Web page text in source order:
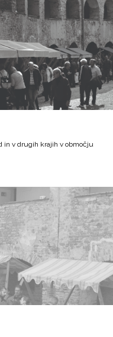
in v drugih krajih v območju